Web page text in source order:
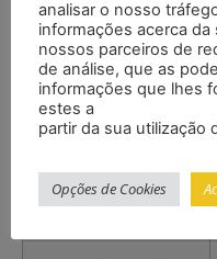
– Cabo de interface
Intervalo (máx.)
Capacidade de
leitura (d)
analisar o nosso
informações acerca
nossos parceiros de
de análise, que as
informações que lhes
estes a
partir da sua utilização
Opções de Cookies